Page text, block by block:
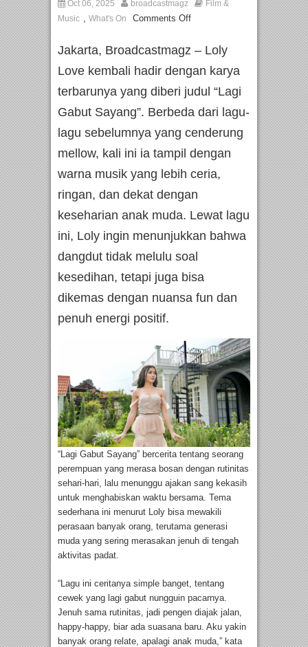
Oct 06, 2025 broadcastmagz
Film &
Music , What's On Comments Off
Jakarta, Broadcastmagz – Loly
Love kembali hadir dengan karya
terbarunya yang diberi judul “Lagi
Gabut Sayang”. Berbeda dari lagu-
lagu sebelumnya yang cenderung
mellow, kali ini ia tampil dengan
warna musik yang lebih ceria,
ringan, dan dekat dengan
keseharian anak muda. Lewat lagu
ini, Loly ingin menunjukkan bahwa
dangdut tidak melulu soal
kesedihan, tetapi juga bisa
dikemas dengan nuansa fun dan
penuh energi positif.
“Lagi Gabut Sayang” bercerita tentang seorang
perempuan yang merasa bosan dengan rutinitas
sehari-hari, lalu menunggu ajakan sang kekasih
untuk menghabiskan waktu bersama. Tema
sederhana ini menurut Loly bisa mewakili
perasaan banyak orang, terutama generasi
muda yang sering merasakan jenuh di tengah
aktivitas padat.
“Lagu ini ceritanya simple banget, tentang
cewek yang lagi gabut nungguin pacarnya.
Jenuh sama rutinitas, jadi pengen diajak jalan,
happy-happy, biar ada suasana baru. Aku yakin
banyak orang relate, apalagi anak muda,” kata